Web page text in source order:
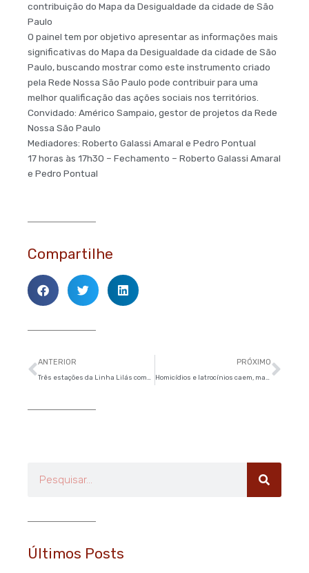
contribuição do Mapa da Desigualdade da cidade de São
Paulo
O painel tem por objetivo apresentar as informações mais
significativas do Mapa da Desigualdade da cidade de São
Paulo, buscando mostrar como este instrumento criado
pela Rede Nossa São Paulo pode contribuir para uma
melhor qualificação das ações sociais nos territórios.
Convidado: Américo Sampaio, gestor de projetos da Rede
Nossa São Paulo
Mediadores: Roberto Galassi Amaral e Pedro Pontual
17 horas às 17h30 – Fechamento – Roberto Galassi Amaral
e Pedro Pontual
Compartilhe
Anterior
ANTERIOR
Três estações da Linha Lilás começam a operar integralmente
PRÓXIMO
Homicídios e latrocínios caem, mas estupros crescem em São Paulo
Últimos Posts